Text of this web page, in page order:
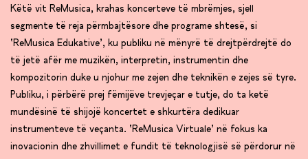
Këtë vit ReMusica, krahas koncerteve të mbrëmjes, sjell
segmente të reja përmbajtësore dhe programe shtesë, si
‘ReMusica Edukative’, ku publiku në mënyrë të drejtpërdrejtë do
të jetë afër me muzikën, interpretin, instrumentin dhe
kompozitorin duke u njohur me zejen dhe teknikën e zejes së tyre.
Publiku, i përbërë prej fëmijëve trevjeçar e tutje, do ta ketë
mundësinë të shijojë koncertet e shkurtëra dedikuar
instrumenteve të veçanta. ‘ReMusica Virtuale’ në fokus ka
inovacionin dhe zhvillimet e fundit të teknologjisë së përdorur në